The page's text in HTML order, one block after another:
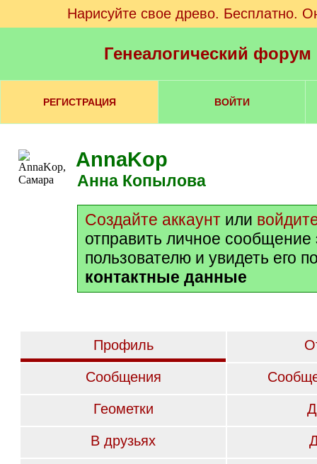
Нарисуйте свое древо. Бесплатно.
Генеалогический
РЕГИСТРАЦИЯ ВОЙТИ
AnnaKop
Анна Копылова
Создайте аккаунт или
отправить личное сообщение
пользователю и увидеть его
контактные данные
Профиль
Сообщения
Геометки
В друзьях